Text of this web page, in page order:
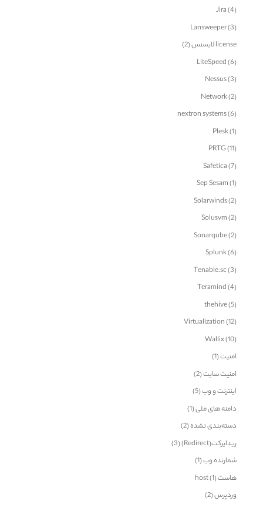
Jira(4)
Lansweeper(3)
license لایسنس
(2)
LiteSpeed(6)
Nessus(3)
Network(2)
nextron systems(6)
Plesk(1)
PRTG(11)
Safetica(7)
Sep Sesam(1)
Solarwinds(2)
Solusvm(2)
Sonarqube(2)
Splunk(6)
Tenable.sc(3)
Teramind(4)
thehive(5)
Virtualization(12)
Wallix(10)
امنیت(1)
امنیت سایت(2)
اینترنت و وب(5)
دامنه های ملی(1)
دسته‌بندی نشده(2)
ریدایرکت(Redirect)
(3)
شمارنده وب(1)
هاست host(1)
وردپرس(2)